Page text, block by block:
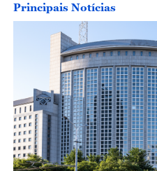
Principais Notícias